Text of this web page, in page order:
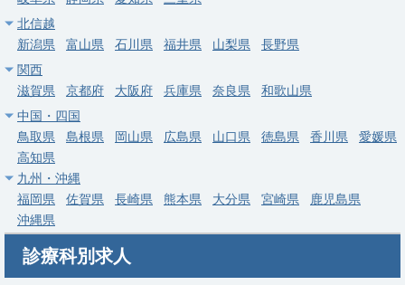
【蓮田市】一般内科/駅徒歩1分・上野から約30分の好立地☆地
域密着型病院
求人病院名
募集科目 内科 消化器内科 呼吸器内科
勤務地 埼玉県 蓮田市
給与
常勤
【埼玉県三郷市】一般内科｜つくばエクスプレス三郷中央駅・年
間休日120日以上・基幹型臨床研修病院
求人病院名
医療法人社団愛友会 三郷中央総合病院
北信越
新潟県
富山県 石川県 福井県 山梨県
長野県
関西
滋賀県
京都府 大阪府 兵庫県 奈良県
和歌山県
中国・四国
鳥取県
島根県 岡山県 広島県 山口県 徳島県 香川県
愛媛県
高知県
九州・沖縄
福岡県
佐賀県 長崎県 熊本県 大分県 宮崎県
鹿児島県
沖縄県
診療科別求人